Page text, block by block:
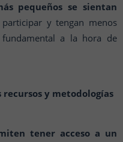
pequeños se sientan
y tengan menos
a la hora de
recursos y metodologías
tener acceso a un